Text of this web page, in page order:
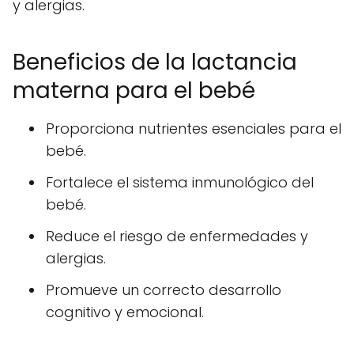
y alergias.
Beneficios de la lactancia
materna para el bebé
Proporciona nutrientes esenciales para el
bebé.
Fortalece el sistema inmunológico del
bebé.
Reduce el riesgo de enfermedades y
alergias.
Promueve un correcto desarrollo
cognitivo y emocional.